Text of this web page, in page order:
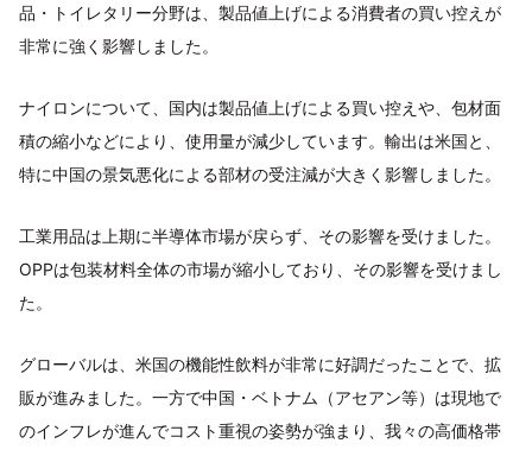
品・トイレタリー分野は、製品値上げによる消費者の買い控えが
非常に強く影響しました。
ナイロンについて、国内は製品値上げによる買い控えや、包材面
積の縮小などにより、使用量が減少しています。輸出は米国と、
特に中国の景気悪化による部材の受注減が大きく影響しました。
工業用品は上期に半導体市場が戻らず、その影響を受けました。
OPPは包装材料全体の市場が縮小しており、その影響を受けまし
た。
グローバルは、米国の機能性飲料が非常に好調だったことで、拡
販が進みました。一方で中国・ベトナム（アセアン等）は現地で
のインフレが進んでコスト重視の姿勢が強まり、我々の高価格帯